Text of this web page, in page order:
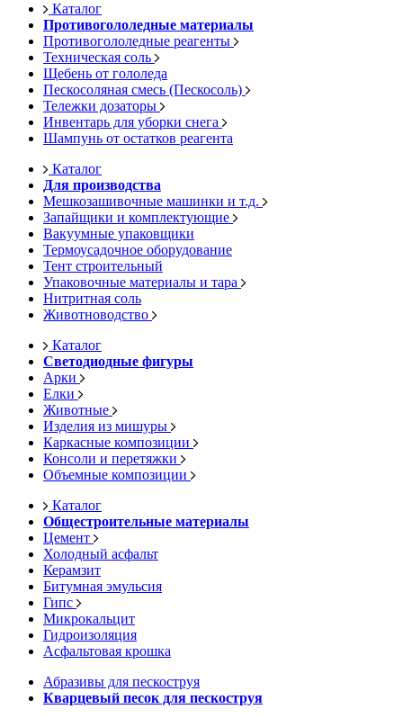
Каталог
Противогололедные материалы
Противогололедные реагенты
Техническая соль
Щебень от гололеда
Пескосоляная смесь (Пескосоль)
Тележки дозаторы
Инвентарь для уборки снега
Шампунь от остатков реагента
Каталог
Для производства
Мешкозашивочные машинки и т.д.
Запайщики и комплектующие
Вакуумные упаковщики
Термоусадочное оборудование
Тент строительный
Упаковочные материалы и тара
Нитритная соль
Животноводство
Каталог
Светодиодные фигуры
Арки
Елки
Животные
Изделия из мишуры
Каркасные композиции
Консоли и перетяжки
Объемные композиции
Каталог
Общестроительные материалы
Цемент
Холодный асфальт
Керамзит
Битумная эмульсия
Гипс
Микрокальцит
Гидроизоляция
Асфальтовая крошка
Абразивы для пескоструя
Кварцевый песок для пескоструя